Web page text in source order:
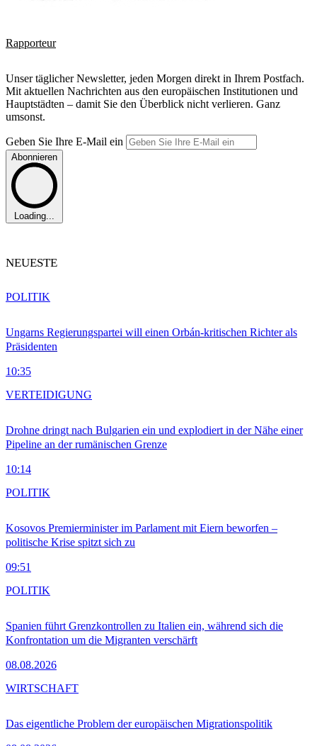
Rapporteur
Unser täglicher Newsletter, jeden Morgen direkt in Ihrem Postfach.
Mit aktuellen Nachrichten aus den europäischen Institutionen und
Hauptstädten – damit Sie den Überblick nicht verlieren. Ganz
umsonst.
Geben Sie Ihre E-Mail ein
Abonnieren
Loading...
NEUESTE
Ungarns Regierungspartei will einen Orbán-kritischen Richter als
Präsidenten
10:35
POLITIK
Drohne dringt nach Bulgarien ein und explodiert in der Nähe einer
Pipeline an der rumänischen Grenze
10:14
VERTEIDIGUNG
Kosovos Premierminister im Parlament mit Eiern beworfen –
politische Krise spitzt sich zu
09:51
POLITIK
Spanien führt Grenzkontrollen zu Italien ein, während sich die
Konfrontation um die Migranten verschärft
08.08.2026
POLITIK
Das eigentliche Problem der europäischen Migrationspolitik
WIRTSCHAFT